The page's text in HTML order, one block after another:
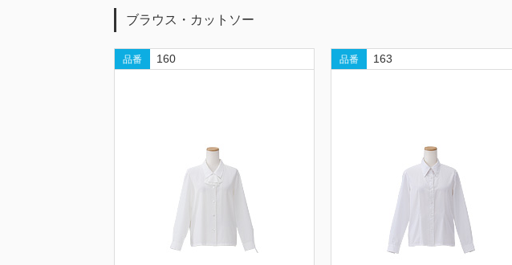
ブラウス・カットソー
品番 160 品番 163